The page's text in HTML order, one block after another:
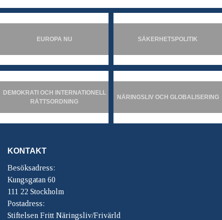
EUROPA NU SÄKERHETSPOLITIK
DEMOKRATI OCH INTERNATIONELL
RÄTTSORDNING
NÄRINGSLIV OCH GLOBALISERING
KONTAKT
Besöksadress:
Kungsgatan 60
111 22 Stockholm
Postadress:
Stiftelsen Fritt Näringsliv/Frivärld